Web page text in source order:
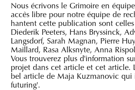
Nous écrivons le Grimoire en
accès libre pour notre équipe de
hantent cette publication sont celles
Diederik Peeters, Hans Bryssinck,
Langsdorf, Sarah Magnan, Pierre
Maillard, Rasa Alksnyte, Anna
Vous trouverez plus d'information
projet danscet article etcet article.
bel article de Maja Kuzmanovic qui
futuring'.